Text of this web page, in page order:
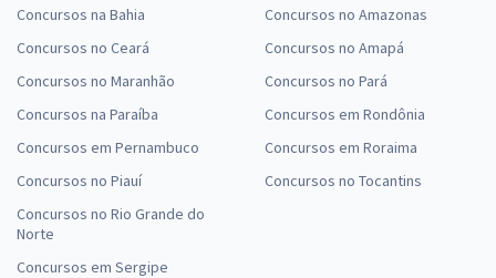
Concursos na Bahia
Concursos no Ceará
Concursos no Maranhão
Concursos na Paraíba
Concursos em Pernambuco
Concursos no Piauí
Concursos no Rio Grande do
Norte
Concursos em Sergipe
Concursos no Amazonas
Concursos no Amapá
Concursos no Pará
Concursos em Rondônia
Concursos em Roraima
Concursos no Tocantins